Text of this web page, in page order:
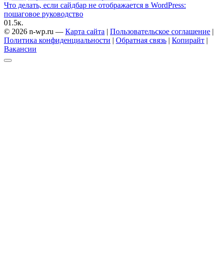
Что делать, если сайдбар не отображается в WordPress:
пошаговое руководство
01.5к.
© 2026 n-wp.ru — Карта сайта | Пользовательское соглашение |
Политика конфиденциальности | Обратная связь | Копирайт |
Вакансии